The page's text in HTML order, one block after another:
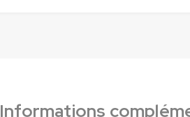
Informations